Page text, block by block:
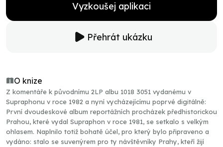
Vyzkoušej aplikaci
Přehrát ukázku
O knize
Z komentáře k původnímu 2LP albu 1018 3051 vydanému v
Supraphonu v roce 1982 a nyní vycházejícímu poprvé digitálně:
První dvoudeskové album reportážních procházek předhistorickou
Prahou, které vydal Supraphon v roce 1981, se setkalo s velkým
ohlasem. Naplnilo totiž bohatě účel, pro který bylo připraveno a
vydáno: stalo se suvenýrem pro ty návštěvníky Prahy, kteří žijí